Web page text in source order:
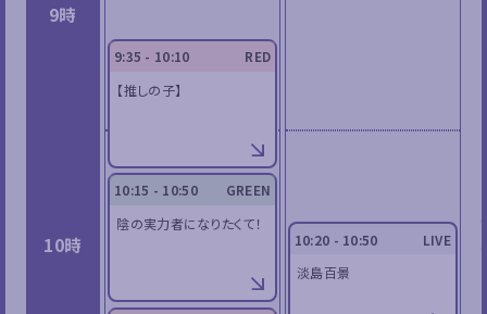
9時
10時
9:35 - 10:10
RED
【推しの子】
10:15 - 10:50
GREEN
陰の実力者になりたくて！
10:20 - 10:50
LIVE
淡島百景